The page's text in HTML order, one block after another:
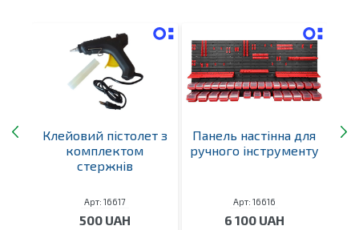
Клейовий пістолет з
комплектом
стержнів
Арт: 16617
500 UAH
Панель настінна для
ручного інструменту
Арт: 16616
6 100 UAH